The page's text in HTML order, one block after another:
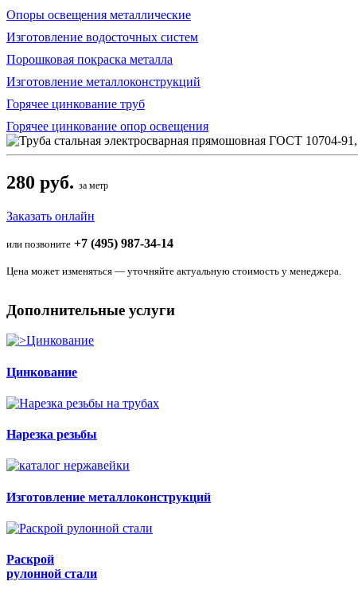
Опоры освещения металлические
Изготовление водосточных систем
Порошковая покраска металла
Изготовление металлоконструкций
Горячее цинкование труб
Горячее цинкование опор освещения
280 руб. за метр
Заказать онлайн
или позвоните +7 (495) 987-34-14
Цена может изменяться — уточняйте актуальную стоимость у менеджера.
Дополнительные услуги
Цинкование
Нарезка резьбы
Изготовление металлоконструкций
Раскрой
рулонной стали